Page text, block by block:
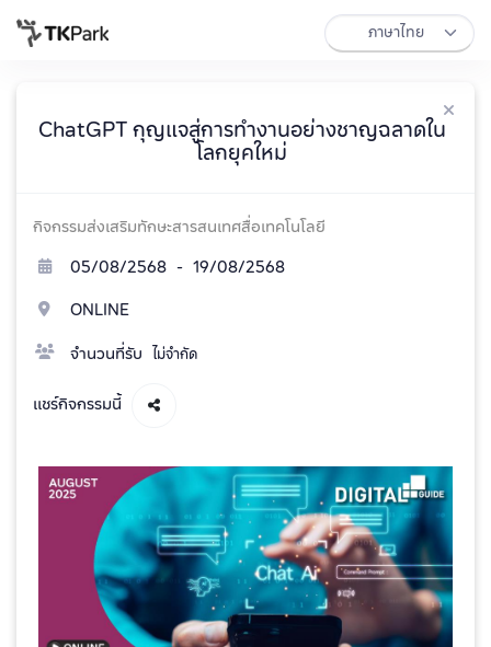
ChatGPT กุญแจสู่การทำงานอย่างชาญฉลาดใน
โลกยุคใหม่
กิจกรรมส่งเสริมทักษะสารสนเทศสื่อเทคโนโลยี
05/08/2568 - 19/08/2568
ONLINE
จำนวนที่รับ ไม่จำกัด
แชร์กิจกรรมนี้